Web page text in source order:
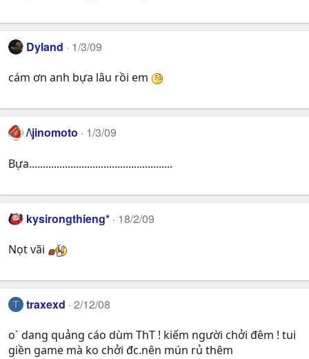
Dyland 1/3/09
cám ơn anh bựa lâu rồi em
/\jinomoto 1/3/09
Bựa....................................................
kysirongthieng* 18/2/09
Nọt vãi
T traxexd 2/12/08
o` dang quảng cáo dùm ThT ! kiếm người chởi đêm ! tui
giền game mà ko chởi đc.nên mún rủ thêm